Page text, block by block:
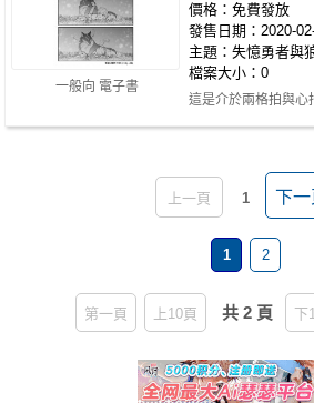
一般向 電子書
價格：免費發放
發售日期：2020-
主題：失憶勇者與
檔案大小：0
這是介於兩格拍與心
上一頁 1 下一
1 2
第一頁 上10頁 共 2 頁 下